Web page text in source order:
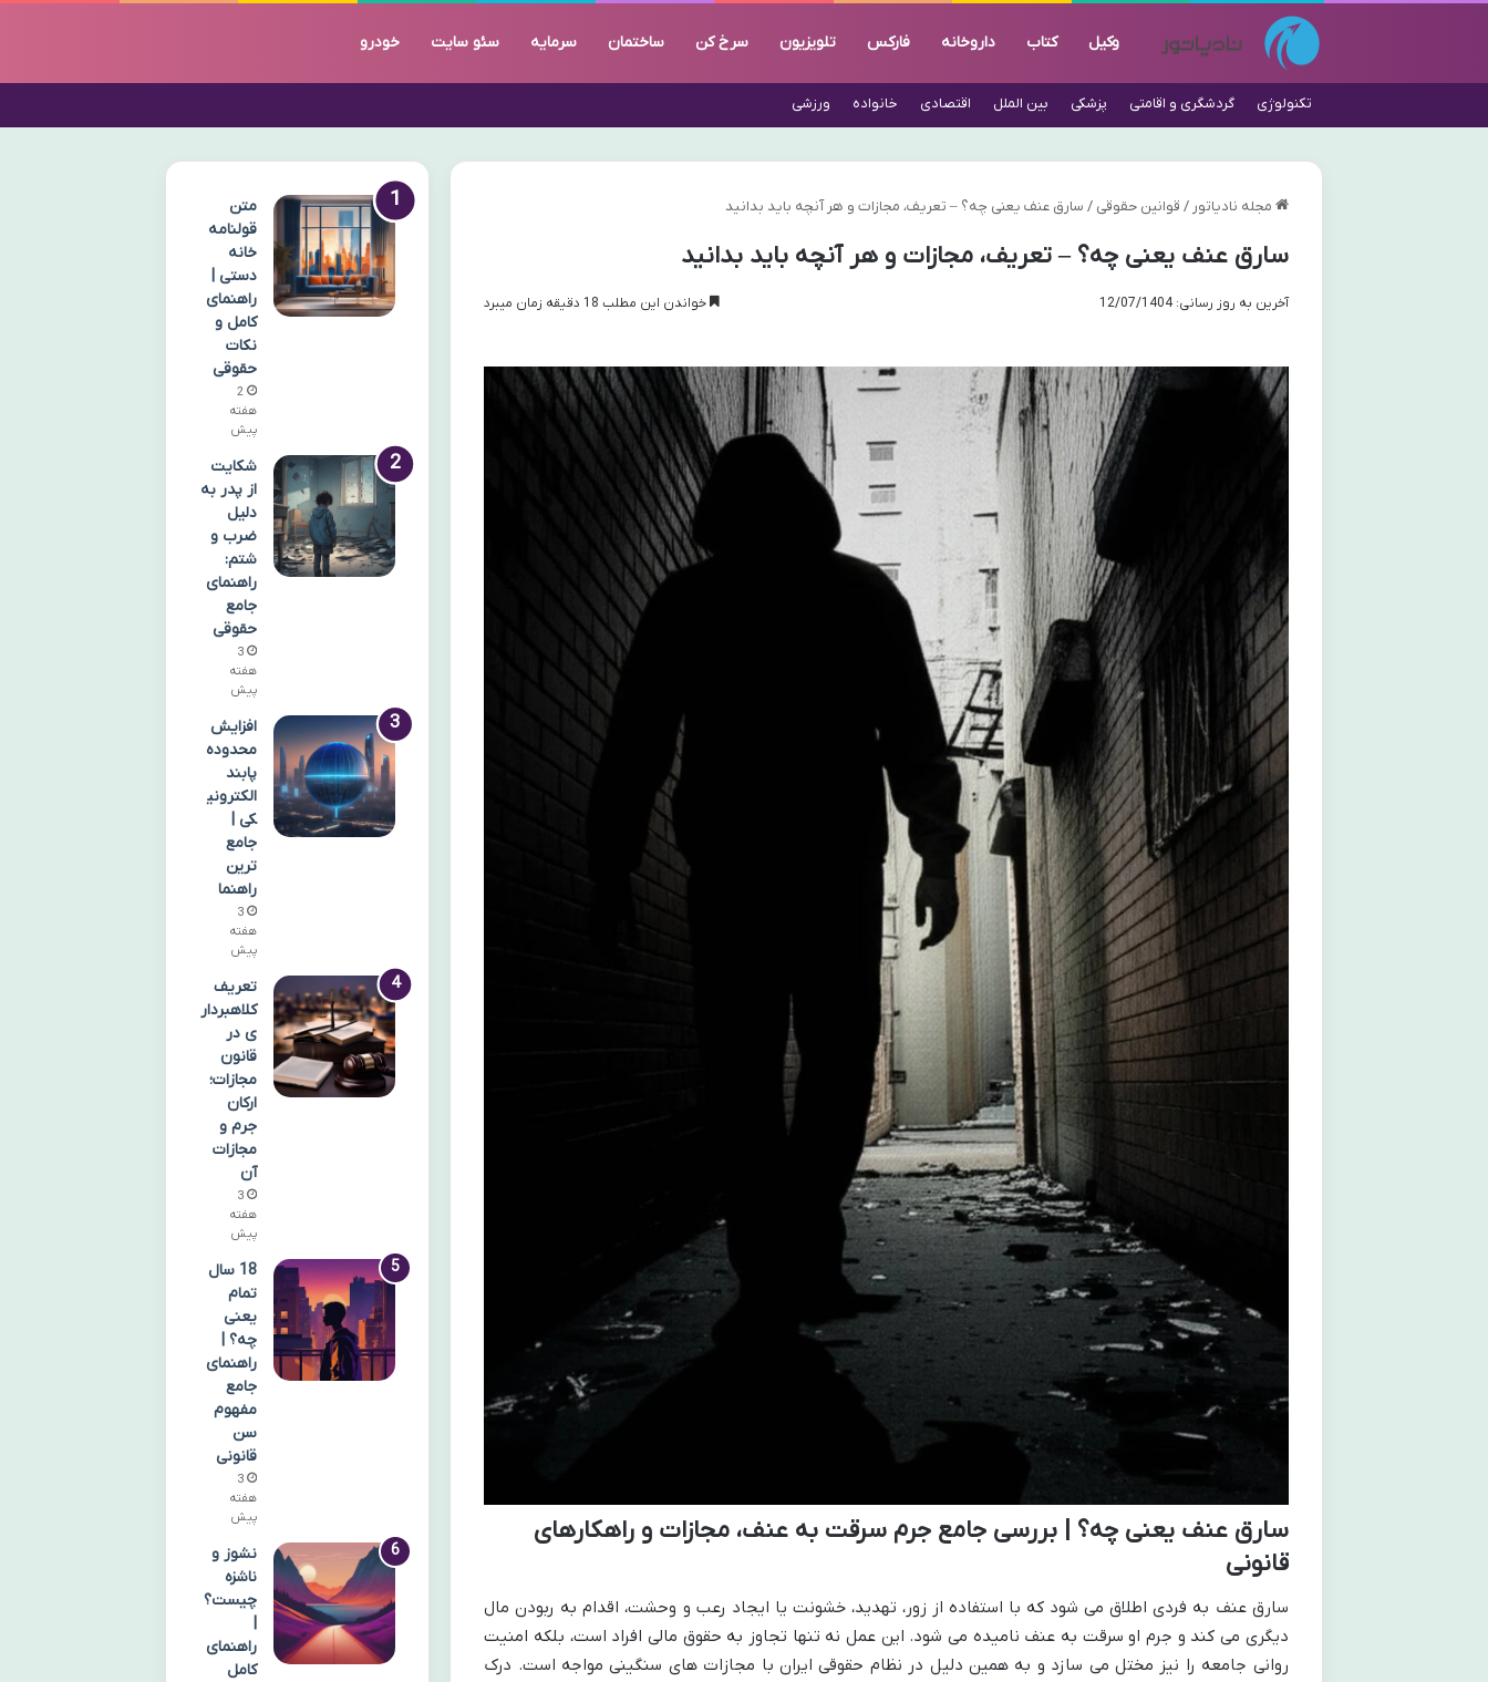
وکیل کتاب داروخانه فارکس تلویزیون سرخ کن ساختمان سرمایه سئو سایت خودرو
تکنولوژی گردشگری و اقامتی پزشکی بین الملل اقتصادی خانواده ورزشی
مجله نادیاتور / قوانین حقوقی / سارق عنف یعنی چه؟ – تعریف، مجازات و هر آنچه باید بدانید
سارق عنف یعنی چه؟ – تعریف، مجازات و هر آنچه باید بدانید
آخرین به روز رسانی: 12/07/1404 خواندن این مطلب 18 دقیقه زمان میبرد
سارق عنف یعنی چه؟ | بررسی جامع جرم سرقت به عنف، مجازات و راهکارهای
قانونی
سارق عنف به فردی اطلاق می شود که با استفاده از زور، تهدید، خشونت یا ایجاد رعب و وحشت، اقدام به ربودن مال
دیگری می کند و جرم او سرقت به عنف نامیده می شود. این عمل نه تنها تجاوز به حقوق مالی افراد است، بلکه امنیت
روانی جامعه را نیز مختل می سازد و به همین دلیل در نظام حقوقی ایران با مجازات های سنگینی مواجه است. درک
متن
قولنامه
خانه
دستی |
راهنمای
کامل و
نکات
حقوقی
2
هفته
پیش
شکایت
از پدر به
دلیل
ضرب و
شتم:
راهنمای
جامع
حقوقی
3
هفته
پیش
افزایش
محدوده
پابند
الکترونی
کی |
جامع
ترین
راهنما
3
هفته
پیش
تعریف
کلاهبردار
ی در
قانون
مجازات؛
ارکان
جرم و
مجازات
آن
3
هفته
پیش
18 سال
تمام
یعنی
چه؟ |
راهنمای
جامع
مفهوم
سن
قانونی
3
هفته
پیش
نشوز و
ناشزه
چیست؟
|
راهنمای
کامل